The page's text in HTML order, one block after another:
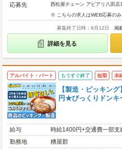
応募先
西松屋チェーン アピアリ八田店
※ こちらの求人はWEB応募の
募集終了日時：8月12日 掲
詳細を見る
アルバイト・パート もうすぐ終了 短期 未
【製造・ピッキン
円★びっくりドンキ
給与
時給1400円+交通費一部支
勤務地
糟屋郡